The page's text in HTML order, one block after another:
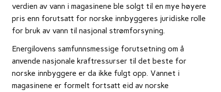
verdien av vann i magasinene ble solgt til en mye høyere
pris enn forutsatt for norske innbyggeres juridiske rolle
for bruk av vann til nasjonal strømforsyning.
Energilovens samfunnsmessige forutsetning om å
anvende nasjonale kraftressurser til det beste for
norske innbyggere er da ikke fulgt opp. Vannet i
magasinene er formelt fortsatt eid av norske